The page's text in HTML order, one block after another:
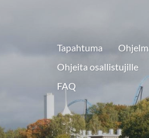
ry.
Tapahtuma
Ohjeita osallistujille
FAQ